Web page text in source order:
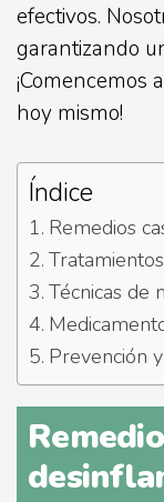
efectivos.
garantizando
¡Comencemos
hoy mismo!
Índice
Remedios
Técnicas de
Prevención